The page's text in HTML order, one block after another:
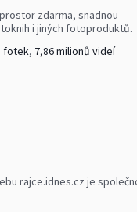
zdarma, snadnou
i jiných fotoproduktů.
fotek, 7,86 milionů videí
rajce.idnes.cz je